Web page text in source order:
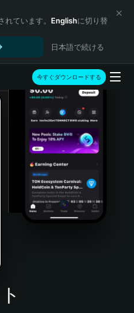
れています。 Englishに切り替
日本語で続ける
今すぐダウンロードする